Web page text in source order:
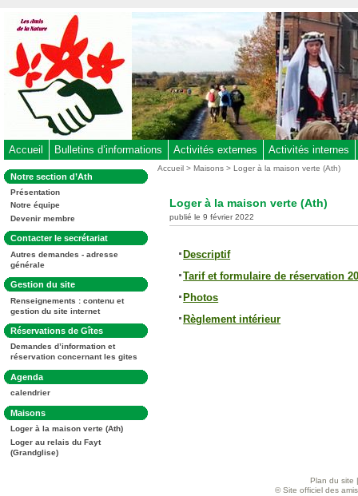
au
contenu
-
Aller
au
menu
-
à
la
recherche
Accueil Bulletins d’informations Activités externes Activités internes
Dans
la
rubrique
:
Notre section d’Ath
Présentation
Notre équipe
Devenir membre
Dans
la
rubrique
:
Contacter le secrétariat
Autres demandes - adresse
générale
Dans
la
rubrique
:
Gestion du site
Renseignements : contenu et
gestion du site internet
Dans
la
rubrique
:
Réservations de Gîtes
Demandes d’information et
réservation concernant les gites
Dans
la
rubrique
:
Agenda
calendrier
Dans
la
rubrique
:
Maisons
Loger à la maison verte (Ath)
Loger au relais du Fayt
(Grandglise)
Vous
Accueil >Maisons > Loger à la maison verte (Ath)
Loger à la maison verte (Ath)
publié le 9 février 2022
Descriptif
Tarif et formulaire de réservation
Photos
Règlement intérieur
Plan du site
© Site officiel des